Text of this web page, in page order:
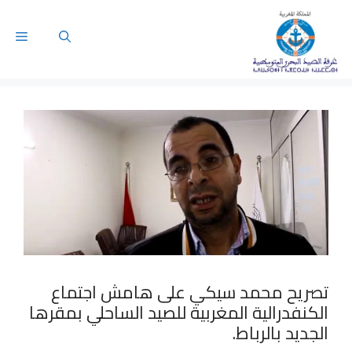
تصريح محمد سيكي على هامش اجتماع
الكنفدرالية المغربية للصيد الساحلي بمقرها
الجديد بالرباط.